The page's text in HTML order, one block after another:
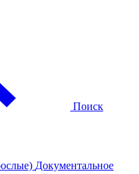
Поиск
Документальное